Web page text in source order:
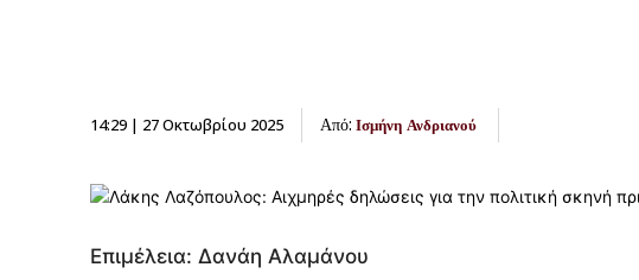
14:29 | 27 Οκτωβρίου 2025 Από: Ισμήνη Ανδριανού
Επιμέλεια: Δανάη Αλαμάνου